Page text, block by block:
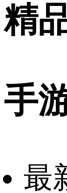
精
手
最